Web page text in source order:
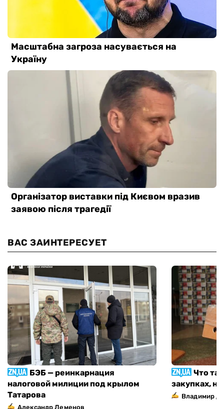
ВАС ЗАИНТЕРЕСУЕТ
БЭБ — реинкарнация
налоговой милиции под крылом
Татарова
Александр Леменов
Что
закупках,
Владимир